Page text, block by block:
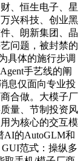
、恒生电子、星
兴科技、创业黑
、朗新集团、晶
问题，被封禁的
具体的施行步调
手艺线的阐
息仅面向专业投
合做。大模子厂
量、节制投资风
为核心的交互模
AI的AutoGLM和
范式：操纵多